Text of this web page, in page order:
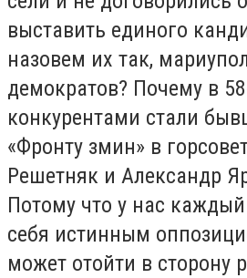
выставить единого
назовем их так,
демократов? Почему в
конкурентами стали
«Фронту змин» в
Решетняк и Александр
Потому что у нас
себя истинным
может отойти в сторону